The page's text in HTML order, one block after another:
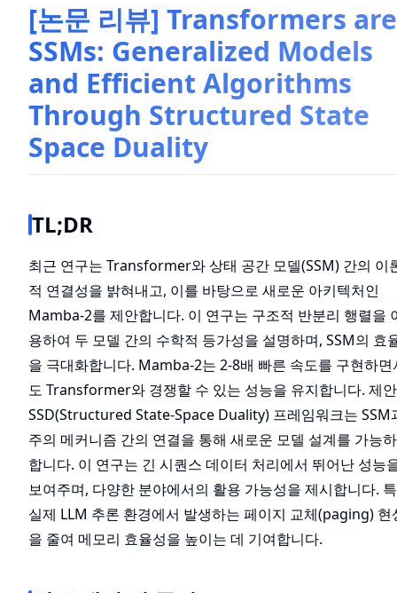
[논문 리뷰] Transformers are
SSMs: Generalized Models
and Efficient Algorithms
Through Structured State
Space Duality
TL;DR
최근 연구는 Transformer와 상태 공간 모델(SSM) 간의 이
적 연결성을 밝혀내고, 이를 바탕으로 새로운 아키텍처인
Mamba-2를 제안합니다. 이 연구는 구조적 반분리 행렬을
용하여 두 모델 간의 수학적 등가성을 설명하며, SSM의 효
을 극대화합니다. Mamba-2는 2-8배 빠른 속도를 구현하면
도 Transformer와 경쟁할 수 있는 성능을 유지합니다. 제
SSD(Structured State-Space Duality) 프레임워크는 SSM
주의 메커니즘 간의 연결을 통해 새로운 모델 설계를 가능
합니다. 이 연구는 긴 시퀀스 데이터 처리에서 뛰어난 성능
보여주며, 다양한 분야에서의 활용 가능성을 제시합니다.
실제 LLM 추론 환경에서 발생하는 페이지 교체(paging) 현
을 줄여 메모리 효율성을 높이는 데 기여합니다.